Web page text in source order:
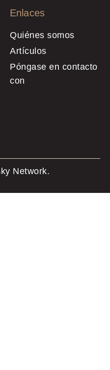
Enlaces
Quiénes somos
Artículos
Póngase en contacto
con
Network.